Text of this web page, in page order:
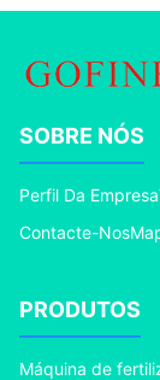
SOBRE NÓS
Perfil Da Empresa
Contacte-Nos
PRODUTOS
Máquina de